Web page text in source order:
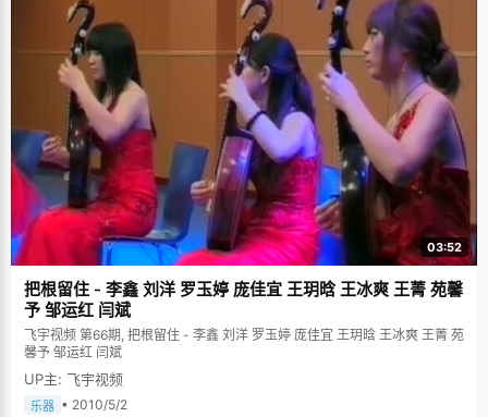
03:52
把根留住 - 李鑫 刘洋 罗玉婷 庞佳宜 王玥晗 王冰爽 王菁 苑馨
予 邹运红 闫斌
飞宇视频 第66期, 把根留住 - 李鑫 刘洋 罗玉婷 庞佳宜 王玥晗 王冰爽 王菁 苑
馨予 邹运红 闫斌
UP主: 飞宇视频
乐器 • 2010/5/2